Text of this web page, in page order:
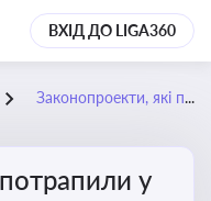
ВХІД ДО LIGA360
Законопроекти, які потрапили у поле інтересу медіа
у